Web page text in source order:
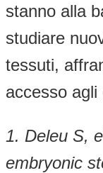
stanno alla
studiare
tessuti,
accesso agli
1. Deleu S,
embryonic